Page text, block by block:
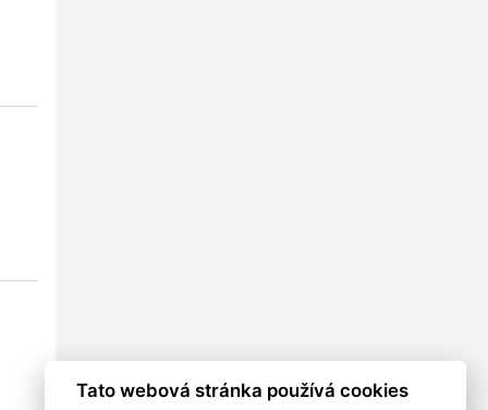
Tato webová stránka používá cookies